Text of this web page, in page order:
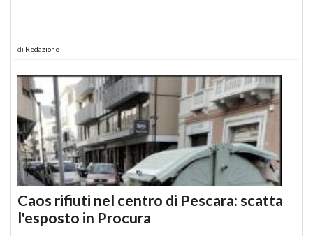
di Redazione
Caos rifiuti nel centro di Pescara: scatta
l'esposto in Procura